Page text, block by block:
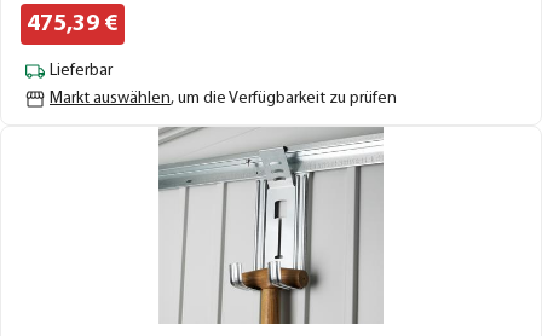
475,39 €
Lieferbar
Markt auswählen, um die Verfügbarkeit zu prüfen